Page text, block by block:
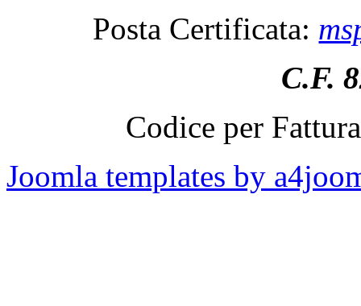
Posta Certificata:
C.F.
Codice per
Joomla templates by